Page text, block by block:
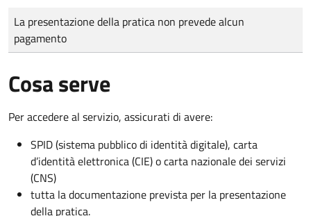
Tipo di pagamento
Importo
La presentazione della pratica non prevede alcun
pagamento
Cosa serve
Per accedere al servizio, assicurati di avere:
SPID (sistema pubblico di identità digitale), carta
d’identità elettronica (CIE) o carta nazionale dei servizi
(CNS)
tutta la documentazione prevista per la presentazione
della pratica.